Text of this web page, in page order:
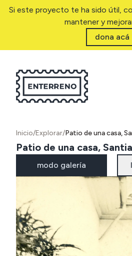
Si este proyecto te ha sido útil,
mantener y
dona acá
Inicio/Explorar/Patio de una casa,
Patio de una casa,
modo galería